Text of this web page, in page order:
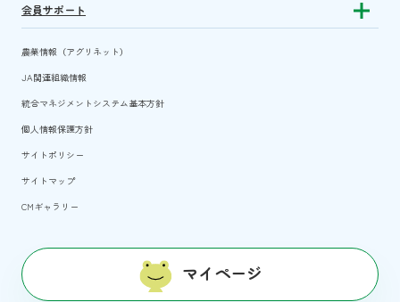
会員サポート Show
農業情報（アグリネット）
JA関連組織情報
統合マネジメントシステム基本方針
個人情報保護方針
サイトポリシー
サイトマップ
CMギャラリー
マイページ